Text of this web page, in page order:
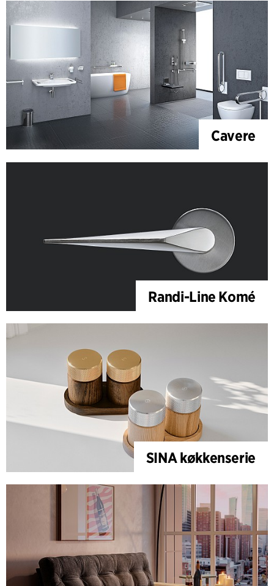
Cavere
Randi-Line Komé
SINA køkkenserie